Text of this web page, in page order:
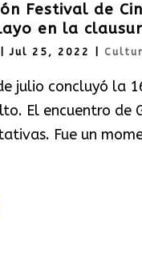
Festival de
en la
|Jul 25, 2022
julio concluyó la
El encuentro de
Fue un